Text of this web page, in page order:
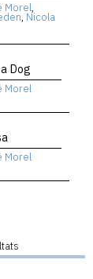
Morel,
, Nicola
Dog
Morel
Morel